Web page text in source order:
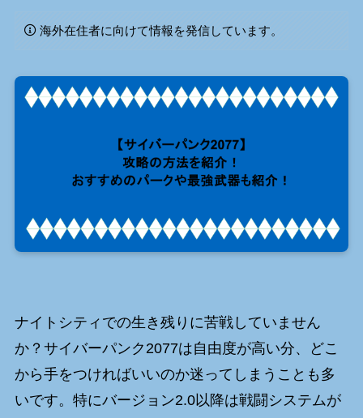
海外在住者に向けて情報を発信しています。
ナイトシティでの生き残りに苦戦していません
か？サイバーパンク2077は自由度が高い分、どこ
から手をつければいいのか迷ってしまうことも多
いです。特にバージョン2.0以降は戦闘システムが